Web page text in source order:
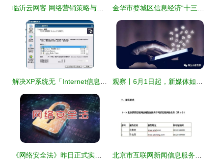
临沂云网客 网络营销策略与互联网信息服务实践 金华市婺城区信息经济“十三五”规划发布，扎实推进工信融合新跨越
解决XP系统无「Internet信息服务」组件的问题 观察丨6月1日起，新媒体如何提供互联网新闻信息服务
《网络安全法》昨日正式实施 亿赛通为您详细解析互联网信息服务新规 北京市互联网新闻信息服务单位许可信息更新与解读